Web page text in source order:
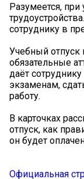
Разумеется,
сотруднику в
Учебный отпуск
обязательные
даёт
экзаменам,
работу.
В карточках
отпуск, как
он будет
Официальная